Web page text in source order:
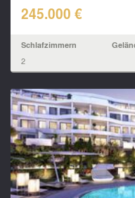
245.000 €
Schlafzimmern
2